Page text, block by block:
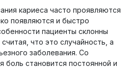
кариеса часто проявляются
появляются и быстро
пациенты склонны
что это случайность, а
заболевания. Со
боль становится постоянной и